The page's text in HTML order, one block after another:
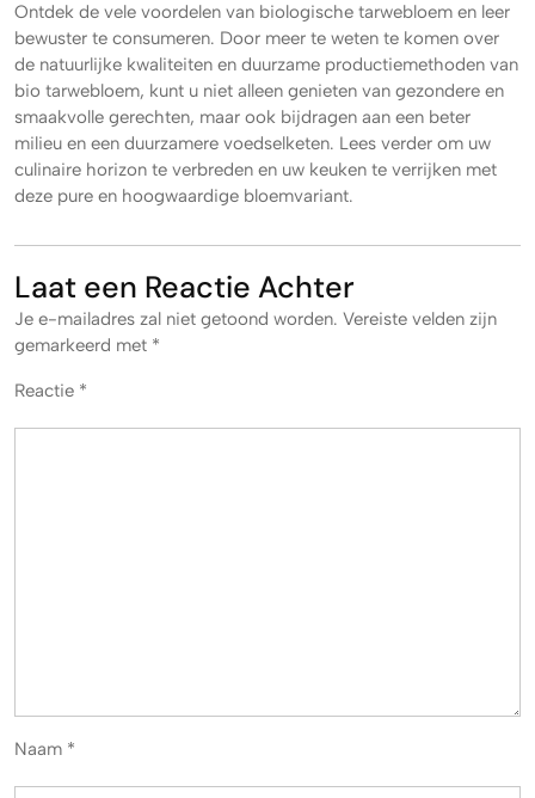
Ontdek de vele voordelen van biologische tarwebloem en leer
bewuster te consumeren. Door meer te weten te komen over
de natuurlijke kwaliteiten en duurzame productiemethoden van
bio tarwebloem, kunt u niet alleen genieten van gezondere en
smaakvolle gerechten, maar ook bijdragen aan een beter
milieu en een duurzamere voedselketen. Lees verder om uw
culinaire horizon te verbreden en uw keuken te verrijken met
deze pure en hoogwaardige bloemvariant.
Laat een Reactie Achter
Je e-mailadres zal niet getoond worden. Vereiste velden zijn
gemarkeerd met *
Reactie *
Naam *